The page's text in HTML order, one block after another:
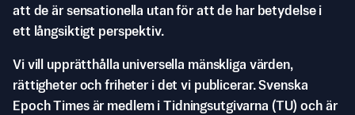
att de är sensationella utan för att de har betydelse i
ett långsiktigt perspektiv.
Vi vill upprätthålla universella mänskliga värden,
rättigheter och friheter i det vi publicerar. Svenska
Epoch Times är medlem i Tidningsutgivarna (TU) och är